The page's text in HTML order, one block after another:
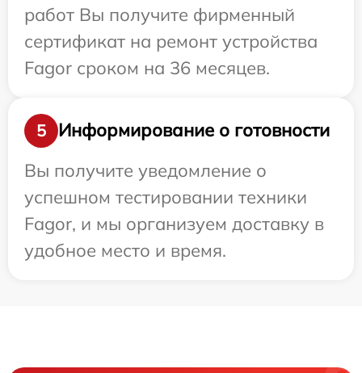
работ Вы получите фирменный
сертификат на ремонт устройства
Fagor сроком на 36 месяцев.
5
Информирование о готовности
Вы получите уведомление о
успешном тестировании техники
Fagor, и мы организуем доставку в
удобное место и время.